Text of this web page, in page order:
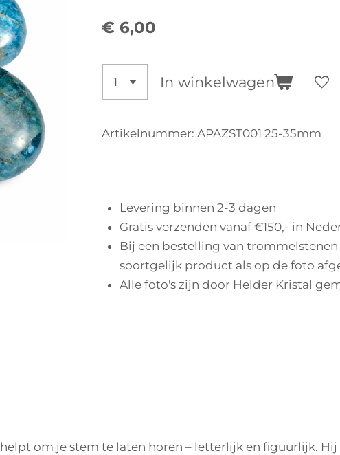
€ 6,00
In winkelwagen
Artikelnummer: APAZST001 25-35mm
Levering binnen 2-3 dagen
Gratis verzenden vanaf €150,- in
Bij een bestelling van
soortgelijk product als op de foto
Alle foto's zijn door Helder Kristal
om je stem te laten horen – letterlijk en figuurlijk.